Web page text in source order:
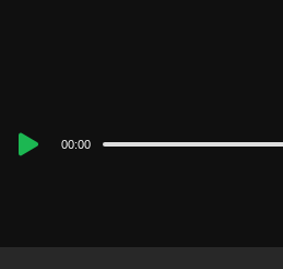
Audio
00:00